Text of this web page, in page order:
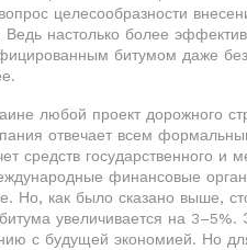
целесообразности
настолько более
битумом даже без
любой проект дорожного
отвечает всем
средств государственного и
финансовые
Но, как было сказано выше,
увеличивается на
с будущей экономией. Но